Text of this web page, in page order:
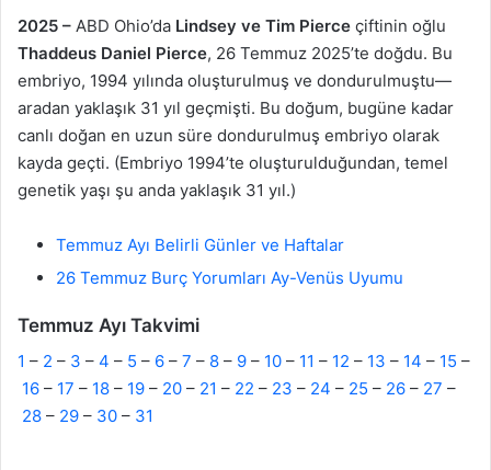
2025 – ABD Ohio’da Lindsey ve Tim Pierce çiftinin oğlu
Thaddeus Daniel Pierce, 26 Temmuz 2025’te doğdu. Bu
embriyo, 1994 yılında oluşturulmuş ve dondurulmuştu—
aradan yaklaşık 31 yıl geçmişti. Bu doğum, bugüne kadar
canlı doğan en uzun süre dondurulmuş embriyo olarak
kayda geçti. (Embriyo 1994’te oluşturulduğundan, temel
genetik yaşı şu anda yaklaşık 31 yıl.)
Temmuz Ayı Belirli Günler ve Haftalar
26 Temmuz Burç Yorumları Ay-Venüs Uyumu
Temmuz Ayı Takvimi
1 – 2 – 3 – 4 – 5 – 6 – 7 – 8 – 9 – 10 – 11 – 12 – 13 – 14 – 15 –
16 – 17 – 18 – 19 – 20 – 21 – 22 – 23 – 24 – 25 – 26 – 27 –
28 – 29 – 30 – 31